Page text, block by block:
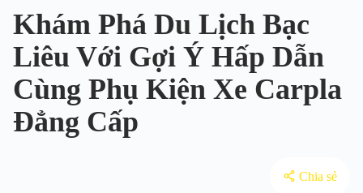
Khám Phá Du Lịch Bạc
Liêu Với Gợi Ý Hấp Dẫn
Cùng Phụ Kiện Xe Carpla
Đẳng Cấp
Chia sẻ